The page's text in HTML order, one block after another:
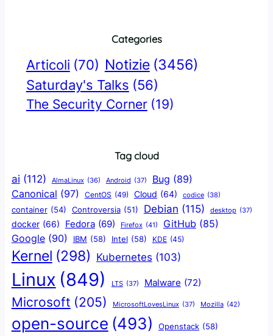
Categories
Articoli (70) Notizie (3456)
Saturday's Talks (56)
The Security Corner (19)
Tag cloud
ai (112) AlmaLinux (36) Android (37) Bug (89)
Canonical (97) CentOS (49) Cloud (64) codice (38)
container (54) Controversia (51) Debian (115) desktop (37)
docker (66) Fedora (69) Firefox (41) GitHub (85)
Google (90) IBM (58) Intel (58) KDE (45)
Kernel (298) Kubernetes (103)
Linux (849) LTS (37) Malware (72)
Microsoft (205) MicrosoftLovesLinux (37) Mozilla (42)
open-source (493) Openstack (58)